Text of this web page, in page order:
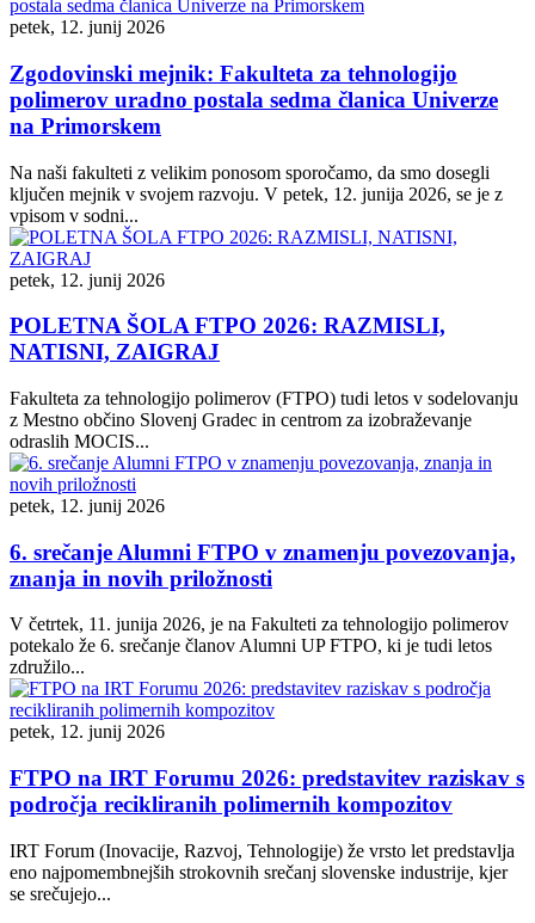
petek, 12. junij 2026
Zgodovinski mejnik: Fakulteta za tehnologijo
polimerov uradno postala sedma članica Univerze
na Primorskem
Na naši fakulteti z velikim ponosom sporočamo, da smo dosegli
ključen mejnik v svojem razvoju. V petek, 12. junija 2026, se je z
vpisom v sodni...
petek, 12. junij 2026
POLETNA ŠOLA FTPO 2026: RAZMISLI,
NATISNI, ZAIGRAJ
Fakulteta za tehnologijo polimerov (FTPO) tudi letos v sodelovanju
z Mestno občino Slovenj Gradec in centrom za izobraževanje
odraslih MOCIS...
petek, 12. junij 2026
6. srečanje Alumni FTPO v znamenju povezovanja,
znanja in novih priložnosti
V četrtek, 11. junija 2026, je na Fakulteti za tehnologijo polimerov
potekalo že 6. srečanje članov Alumni UP FTPO, ki je tudi letos
združilo...
petek, 12. junij 2026
FTPO na IRT Forumu 2026: predstavitev raziskav s
področja recikliranih polimernih kompozitov
IRT Forum (Inovacije, Razvoj, Tehnologije) že vrsto let predstavlja
eno najpomembnejših strokovnih srečanj slovenske industrije, kjer
se srečujejo...